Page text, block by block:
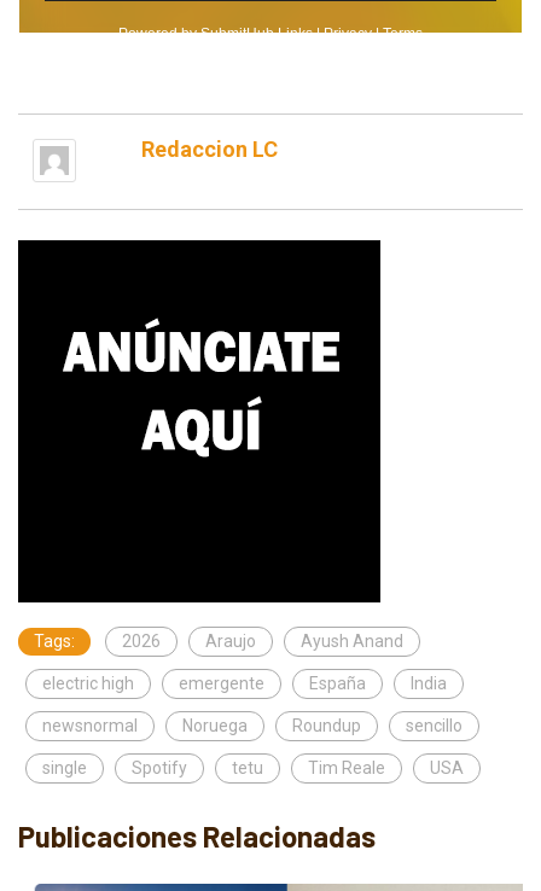
Redaccion LC
Tags: 2026 Araujo Ayush Anand
electric high emergente España India
newsnormal Noruega Roundup sencillo
single Spotify tetu Tim Reale USA
Publicaciones Relacionadas